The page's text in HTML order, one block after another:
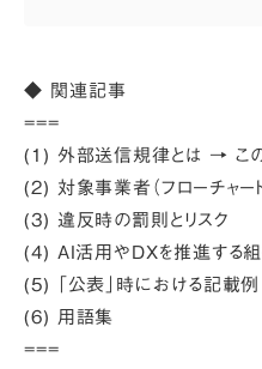
◆ 関連記事
===
(1) 外部送信規律とは → こ
(2) 対象事業者（フローチャー
(3) 違反時の罰則とリスク
(4) AI活用やDXを推進する
(5) 「公表」時における記載例
(6) 用語集
===